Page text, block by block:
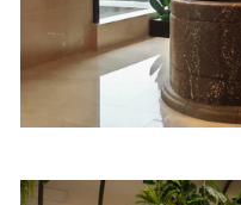
合作與代言
訂閱電子報